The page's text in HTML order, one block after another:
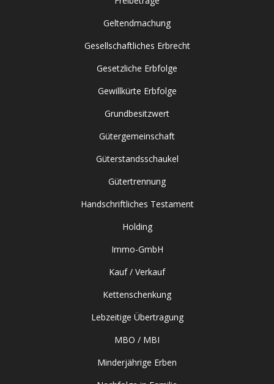
Geltendmachung
Gesellschaftliches Erbrecht
Gesetzliche Erbfolge
Gewillkürte Erbfolge
Grundbesitzwert
Gütergemeinschaft
Güterstandsschaukel
Gütertrennung
Handschriftliches Testament
Holding
Immo-GmbH
Kauf / Verkauf
Kettenschenkung
Lebzeitige Übertragung
MBO / MBI
Minderjährige Erben